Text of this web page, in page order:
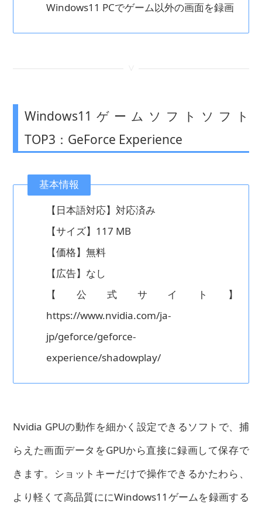
Windows11 PCでゲーム以外の画面を録画
Windows11ゲームソフトソフト
TOP3：GeForce Experience
基本情報
【日本語対応】対応済み
【サイズ】117 MB
【価格】無料
【広告】なし
【公式サイト】
https://www.nvidia.com/ja-
jp/geforce/geforce-
experience/shadowplay/
Nvidia GPUの動作を細かく設定できるソフトで、捕
らえた画面データをGPUから直接に録画して保存で
きます。ショットキーだけで操作できるかたわら、
より軽くて高品質ににWindows11ゲームを録画する